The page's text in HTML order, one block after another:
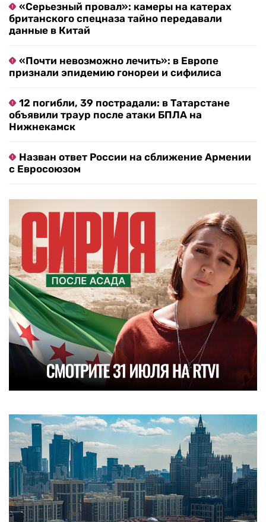
«Серьезный провал»: камеры на катерах
британского спецназа тайно передавали
данные в Китай
«Почти невозможно лечить»: в Европе
признали эпидемию гонореи и сифилиса
12 погибли, 39 пострадали: в Татарстане
объявили траур после атаки БПЛА на
Нижнекамск
Назван ответ России на сближение Армении
с Евросоюзом